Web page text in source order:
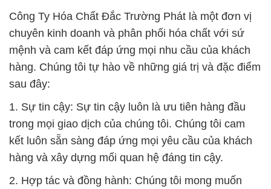
Công Ty Hóa Chất Đắc Trường Phát là một đơn vị
chuyên kinh doanh và phân phối hóa chất với sứ
mệnh và cam kết đáp ứng mọi nhu cầu của khách
hàng. Chúng tôi tự hào về những giá trị và đặc điểm
sau đây:
1. Sự tin cậy: Sự tin cậy luôn là ưu tiên hàng đầu
trong mọi giao dịch của chúng tôi. Chúng tôi cam
kết luôn sẵn sàng đáp ứng mọi yêu cầu của khách
hàng và xây dựng mối quan hệ đáng tin cậy.
2. Hợp tác và đồng hành: Chúng tôi mong muốn